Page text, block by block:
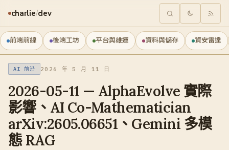
charlie/dev
前端前線 後端工坊 平台與維運 資料與儲存 資安雷達
AI 前沿 2026 年 5 月 11 日
2026-05-11 — AlphaEvolve 實際
影響、AI Co-Mathematician
arXiv:2605.06651、Gemini 多模
態 RAG